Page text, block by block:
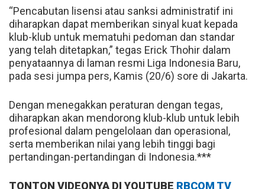
“Pencabutan lisensi atau sanksi administratif ini
diharapkan dapat memberikan sinyal kuat kepada
klub-klub untuk mematuhi pedoman dan standar
yang telah ditetapkan,” tegas Erick Thohir dalam
penyataannya di laman resmi Liga Indonesia Baru,
pada sesi jumpa pers, Kamis (20/6) sore di Jakarta.
Dengan menegakkan peraturan dengan tegas,
diharapkan akan mendorong klub-klub untuk lebih
profesional dalam pengelolaan dan operasional,
serta memberikan nilai yang lebih tinggi bagi
pertandingan-pertandingan di Indonesia.***
TONTON VIDEONYA DI YOUTUBE RBCOM TV